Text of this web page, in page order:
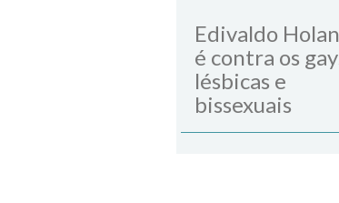
Edivaldo
é contra os
lésbicas e
bissexuais